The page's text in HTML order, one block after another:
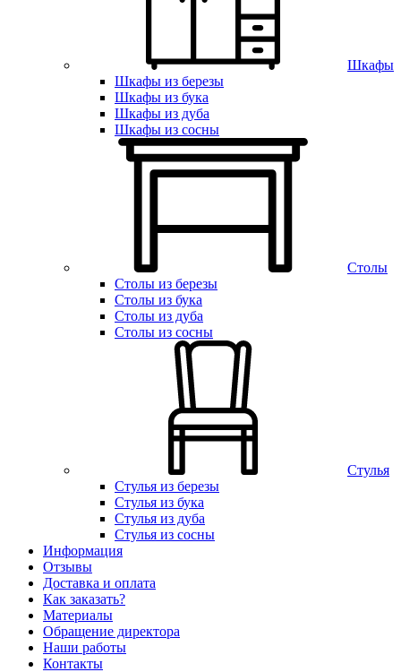
Шкафы
Шкафы из березы
Шкафы из бука
Шкафы из дуба
Шкафы из сосны
Столы
Столы из березы
Столы из бука
Столы из дуба
Столы из сосны
Стулья
Стулья из березы
Стулья из бука
Стулья из дуба
Стулья из сосны
Информация
Отзывы
Доставка и оплата
Как заказать?
Материалы
Обращение директора
Наши работы
Контакты